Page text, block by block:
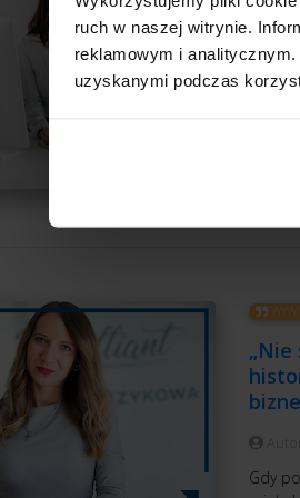
ruch w naszej witrynie.
reklamowym i
uzyskanymi podczas
się, że
„Nie
Gdy